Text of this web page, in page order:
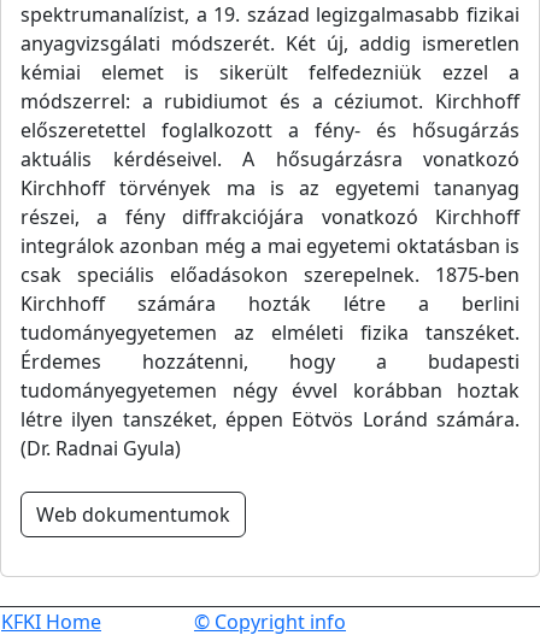
spektrumanalízist, a 19. század legizgalmasabb fizikai
anyagvizsgálati módszerét. Két új, addig ismeretlen
kémiai elemet is sikerült felfedezniük ezzel a
módszerrel: a rubidiumot és a céziumot. Kirchhoff
előszeretettel foglalkozott a fény- és hősugárzás
aktuális kérdéseivel. A hősugárzásra vonatkozó
Kirchhoff törvények ma is az egyetemi tananyag
részei, a fény diffrakciójára vonatkozó Kirchhoff
integrálok azonban még a mai egyetemi oktatásban is
csak speciális előadásokon szerepelnek. 1875-ben
Kirchhoff számára hozták létre a berlini
tudományegyetemen az elméleti fizika tanszéket.
Érdemes hozzátenni, hogy a budapesti
tudományegyetemen négy évvel korábban hoztak
létre ilyen tanszéket, éppen Eötvös Loránd számára.
(Dr. Radnai Gyula)
Web dokumentumok
KFKI Home
© Copyright info